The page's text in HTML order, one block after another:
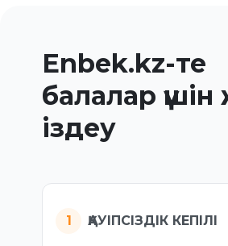
Enbek.kz-те
балалар
іздеу
ҚАУІПСІЗДІК КЕПІЛІ